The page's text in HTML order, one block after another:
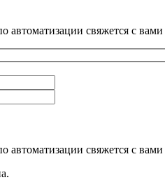
свяжется с вами
свяжется с вами